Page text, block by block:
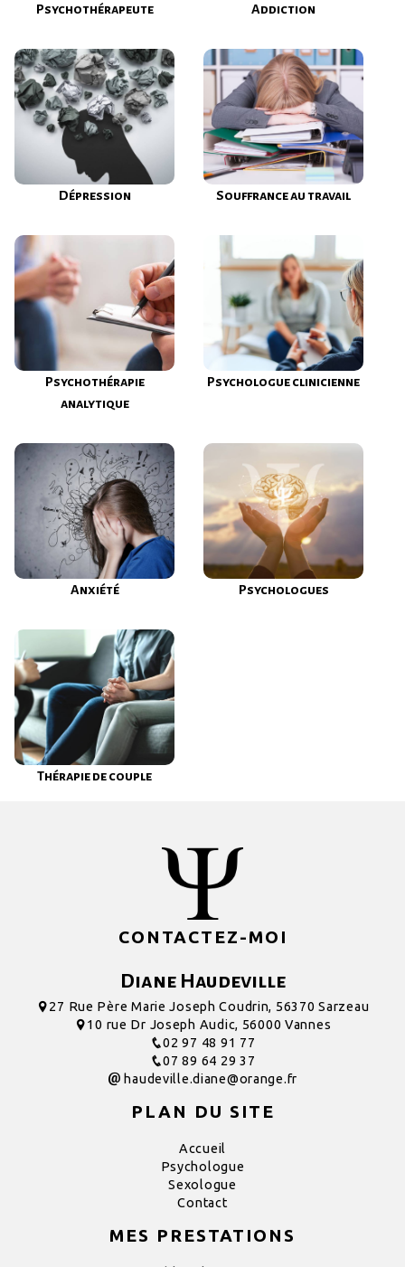
Psychothérapeute Addiction
Dépression Souffrance au travail
Psychothérapie
analytique
Psychologue clinicienne
Anxiété Psychologues
Thérapie de couple
CONTACTEZ-MOI
Diane Haudeville
27 Rue Père Marie Joseph Coudrin, 56370 Sarzeau
10 rue Dr Joseph Audic, 56000 Vannes
02 97 48 91 77
07 89 64 29 37
haudeville.diane@orange.fr
PLAN DU SITE
Accueil
Psychologue
Sexologue
Contact
MES PRESTATIONS